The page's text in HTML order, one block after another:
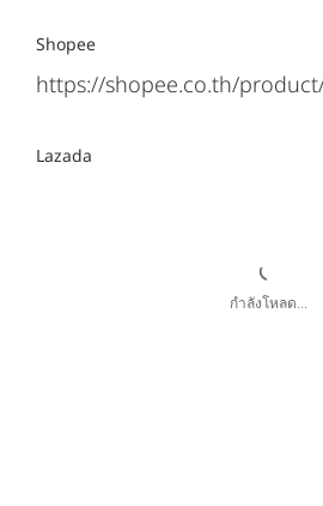
Shopee
https://shopee.co.th/
Lazada
กำลังโหลด...